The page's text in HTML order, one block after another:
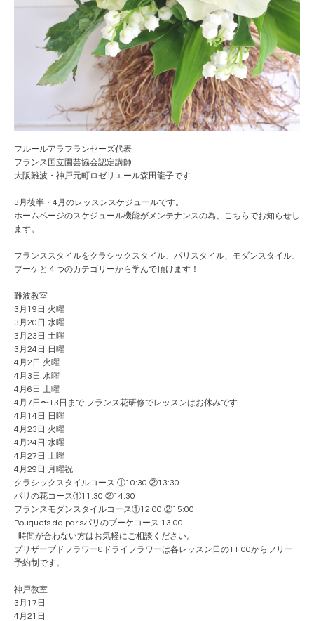
フルールアラフランセーズ代表
フランス国立園芸協会認定講師
大阪難波・神戸元町ロゼリエール森田龍子です
3月後半・4月のレッスンスケジュールです。
ホームページのスケジュール機能がメンテナンスの為、こちらでお知らせし
ます。
フランススタイルをクラシックスタイル、パリスタイル、モダンスタイル、
ブーケと４つのカテゴリーから学んで頂けます！
難波教室
3月19日 火曜
3月20日 水曜
3月23日 土曜
3月24日 日曜
4月2日 火曜
4月3日 水曜
4月6日 土曜
4月7日〜13日まで フランス花研修でレッスンはお休みです
4月14日 日曜
4月23日 火曜
4月24日 水曜
4月27日 土曜
4月29日 月曜祝
クラシックスタイルコース ①10:30 ②13:30
パリの花コース①11:30 ②14:30
フランスモダンスタイルコース①12:00 ②15:00
Bouquets de parisパリのブーケコース 13:00
時間が合わない方はお気軽にご相談ください。
プリザーブドフラワー&ドライフラワーは各レッスン日の11:00からフリー
予約制です。
神戸教室
3月17日
4月21日